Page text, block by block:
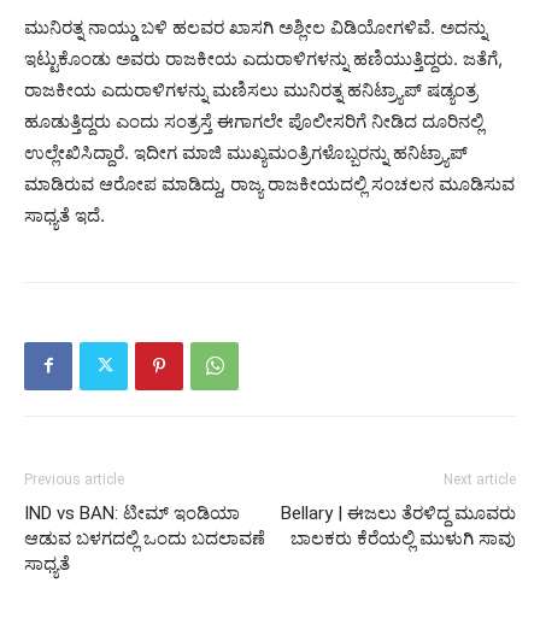
ಮುನಿರತ್ನ ನಾಯ್ಡು ಬಳಿ ಹಲವರ ಖಾಸಗಿ ಅಶ್ಲೀಲ ವಿಡಿಯೋಗಳಿವೆ. ಅದನ್ನು
ಇಟ್ಟುಕೊಂಡು ಅವರು ರಾಜಕೀಯ ಎದುರಾಳಿಗಳನ್ನು ಹಣಿಯುತ್ತಿದ್ದರು. ಜತೆಗೆ,
ರಾಜಕೀಯ ಎದುರಾಳಿಗಳನ್ನು ಮಣಿಸಲು ಮುನಿರತ್ನ ಹನಿಟ್ರ್ಯಾಪ್ ಷಡ್ಯಂತ್ರ
ಹೂಡುತ್ತಿದ್ದರು ಎಂದು ಸಂತ್ರಸ್ತೆ ಈಗಾಗಲೇ ಪೊಲೀಸರಿಗೆ ನೀಡಿದ ದೂರಿನಲ್ಲಿ
ಉಲ್ಲೇಖಿಸಿದ್ದಾರೆ. ಇದೀಗ ಮಾಜಿ ಮುಖ್ಯಮಂತ್ರಿಗಳೊಬ್ಬರನ್ನು ಹನಿಟ್ರ್ಯಾಪ್
ಮಾಡಿರುವ ಆರೋಪ ಮಾಡಿದ್ದು, ರಾಜ್ಯ ರಾಜಕೀಯದಲ್ಲಿ ಸಂಚಲನ ಮೂಡಿಸುವ
ಸಾಧ್ಯತೆ ಇದೆ.
Previous article
IND vs BAN: ಟೀಮ್ ಇಂಡಿಯಾ
ಆಡುವ ಬಳಗದಲ್ಲಿ ಒಂದು ಬದಲಾವಣೆ
ಸಾಧ್ಯತೆ
Next article
Bellary | ಈಜಲು ತೆರಳಿದ್ದ ಮೂವರು
ಬಾಲಕರು ಕೆರೆಯಲ್ಲಿ ಮುಳುಗಿ ಸಾವು